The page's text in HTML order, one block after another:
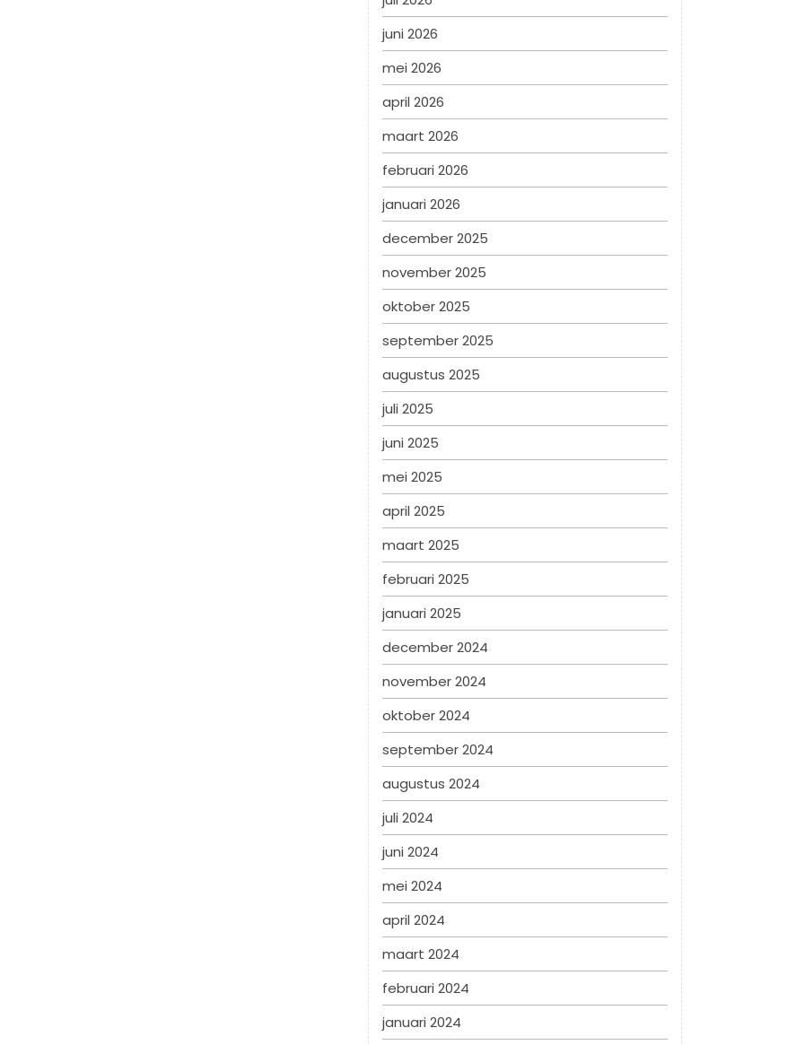
juni 2026
mei 2026
april 2026
maart 2026
februari 2026
januari 2026
december 2025
november 2025
oktober 2025
september 2025
augustus 2025
juli 2025
juni 2025
mei 2025
april 2025
maart 2025
februari 2025
januari 2025
december 2024
november 2024
oktober 2024
september 2024
augustus 2024
juli 2024
juni 2024
mei 2024
april 2024
maart 2024
februari 2024
januari 2024